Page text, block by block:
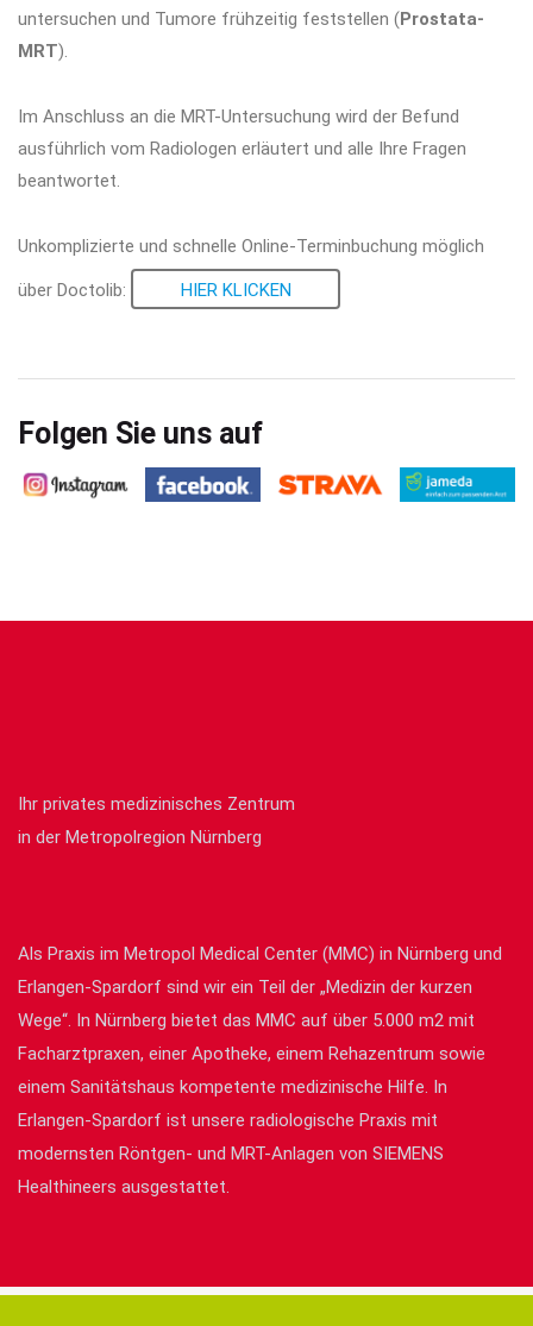
untersuchen und Tumore frühzeitig feststellen ( Prostata-
MRT).
Im Anschluss an die MRT-Untersuchung wird der Befund
ausführlich vom Radiologen erläutert und alle Ihre Fragen
beantwortet.
Unkomplizierte und schnelle Online-Terminbuchung möglich
über Doctolib: HIER KLICKEN
Folgen Sie uns auf
Ihr privates medizinisches Zentrum
in der Metropolregion Nürnberg
Als Praxis im Metropol Medical Center (MMC) in Nürnberg und
Erlangen-Spardorf sind wir ein Teil der „Medizin der kurzen
Wege“. In Nürnberg bietet das MMC auf über 5.000 m2 mit
Facharztpraxen, einer Apotheke, einem Rehazentrum sowie
einem Sanitätshaus kompetente medizinische Hilfe. In
Erlangen-Spardorf ist unsere radiologische Praxis mit
modernsten Röntgen- und MRT-Anlagen von SIEMENS
Healthineers ausgestattet.